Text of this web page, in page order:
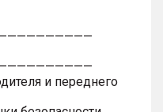
и переднего